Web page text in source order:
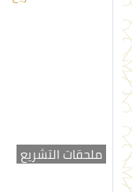
ملحقات التشريع